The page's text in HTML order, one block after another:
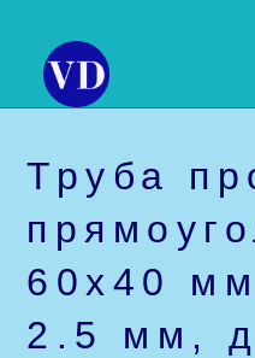
содержимому
Труба
60х40
2.5 мм,